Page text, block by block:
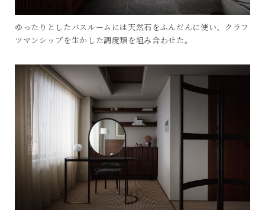
ゆったりとしたバスルームには天然石をふんだんに使い、クラフ
ツマンシップを生かした調度類を組み合わせた。